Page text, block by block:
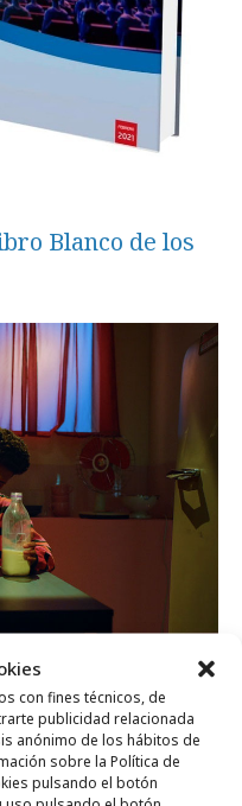
con fines técnicos, de
publicidad relacionada
anónimo de los hábitos de
sobre la Política de
pulsando el botón
Blanco de los
a sus